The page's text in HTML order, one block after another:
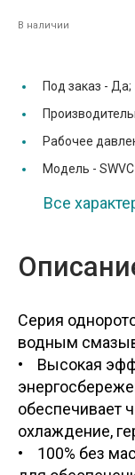
В наличии
Под заказ - Да;
Рабочее
Модель -
Все
Серия
водным
• Высокая
обеспечивает
охлаждение,
• 100% без